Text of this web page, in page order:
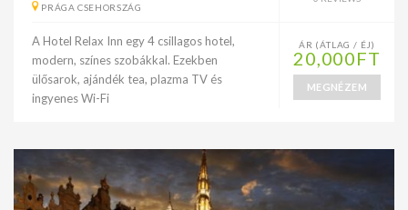
PRÁGA CSEHORSZÁG
A Hotel Relax Inn egy 4 csillagos hotel,
modern, színes szobákkal. Ezekben
ülősarok, ajándék tea, plazma TV és
ingyenes Wi-Fi
ÁR (ÁTLAG / ÉJ)
20,000FT
MEGNÉZEM